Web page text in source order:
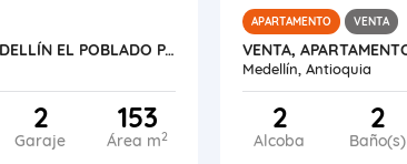
VENTA APARTAMENTO MEDELLÍN EL POBLADO PATIO BONITO
2
Garaje
153
Área m2
APARTAMENTO VENTA
Medellín, Antioquia
2
Alcoba
2
Baño(s)